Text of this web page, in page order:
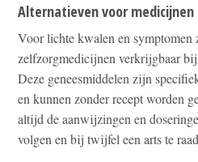
Alternatieven voor
Voor lichte kwalen en symptomen
zelfzorgmedicijnen verkrijgbaar
Deze geneesmiddelen zijn
en kunnen zonder recept worden
altijd de aanwijzingen en
volgen en bij twijfel een arts te